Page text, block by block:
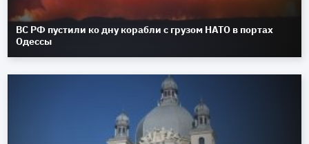
ВС РФ пустили ко дну корабли с грузом НАТО в портах
Одессы